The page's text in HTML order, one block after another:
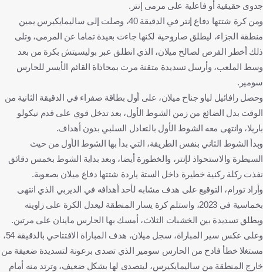
جدوى حقيقية أو فاعلية على مرمى إنتر.
ومن كرة شتتها دفاع إنتر في الدقيقة 40، وصلت إلى ساليمايكيرس يمين
منطقة الجزاء، ليطلق صاروخية لكنها جاءت بعيدة تماما عن المرمى، وتلى
ذلك أخطر الفرص لصالح ميلان، الذي انطلق عبر بوليسيتش بكرة من بعد
وسط الملعب، وأرسل تسديدة متقنة مرت بمحاذاة القائم الأيسر للحارس
سومير.
وحصل رافائيل لياو جناح ميلان، على أول بطاقة صفراء في الدقيقة الثانية من
الوقت بدل الضائع من زمن الشوط الأول، بعد تدخل قوي على قدم نيكولو
باريلا، وانتهى معه الشوط الأول بالتعادل السلبي بدون أهداف.
وبدأ الشوط الثاني بنفس الطريقة، التي بدأ بها الشوط الأول من حيث
السيطرة والاستحواذ لإنتر، والخطورة أيضا، وبعد بداية الشوط بخمس دقائق
نفذت ركلة ركنية خطيرة داخل الستة ياردة شتتها دفاع ميلان بصعوبة.
وأراد تورام، التوقيع على هدف مشابه لأحد أهدافه في الديربي الذي انتهى
بخماسية في 2023، واستلم كرة يسار المنطقة ليعدل الكرة على زاويته
ويطلق تسديدة بين الخشبات الثلاث، أمسك بها الحارس ماينان على مرتين.
وعلى عكس سير المباراة، سجل ميلان، هدف المباراة الافتتاحي بالدقيقة 54،
مستغلا خطأ فادح من الحارس سومير الذي تصدى برعونة لتسديدة ضعيفة من
خارج المنطقة من ساليمايكيرس، ليتصدى لها بشكل ضعيف، وترتد منه أمام